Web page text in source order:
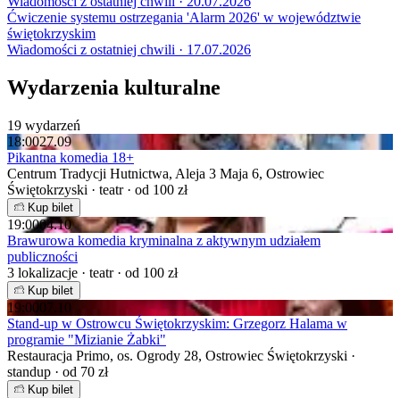
Ćwiczenie systemu ostrzegania 'Alarm 2026' w województwie
świętokrzyskim
Wiadomości z ostatniej chwili · 17.07.2026
Wydarzenia kulturalne
19 wydarzeń
18:0027.09
Pikantna komedia 18+
Centrum Tradycji Hutnictwa, Aleja 3 Maja 6, Ostrowiec
Świętokrzyski · teatr · od 100 zł
Kup bilet
19:0004.10
Brawurowa komedia kryminalna z aktywnym udziałem
publiczności
3 lokalizacje · teatr · od 100 zł
Kup bilet
19:0007.10
Stand-up w Ostrowcu Świętokrzyskim: Grzegorz Halama w
programie "Mizianie Żabki"
Restauracja Primo, os. Ogrody 28, Ostrowiec Świętokrzyski ·
standup · od 70 zł
Kup bilet